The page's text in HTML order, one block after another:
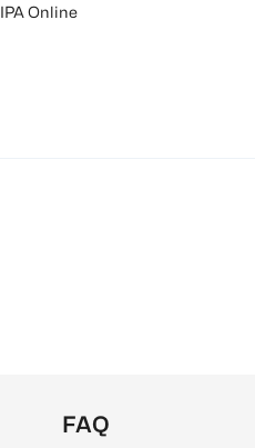
Online
FAQ